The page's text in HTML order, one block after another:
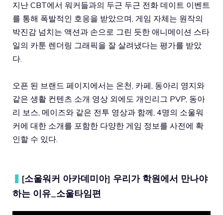
지난 CBT에서 워커들과의 두근 두근 전화 데이트 이벤트
를 통해 폭발적인 호응을 받았으며, 게임 자체는 원작의
박진감 넘치는 액션과 손으로 그린 듯한 애니메이션 스타
일의 카툰 렌더링 그래픽을 잘 살려냈다는 평가를 받았
다.
오픈 된 브랜드 페이지에서는 온천, 카페, 동아리 영지와
같은 생활 컨텐츠 소개 영상 외에도 개인리그 PVP, 동아
리 보스, 메이즈와 같은 전투 영상과 함께, 4명의 소울워
커에 대한 소개를 포함한 다양한 게임 정보를 사전에 확
인할 수 있다.
▍ [소울워커 아카데미아] 우리가 학원에서 만나야
하는 이유_소울타임편